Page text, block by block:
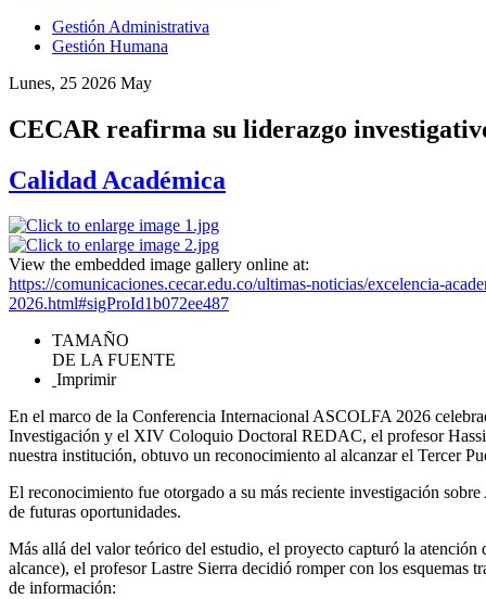
Gestión Administrativa
Gestión Humana
Lunes, 25 2026 May
CECAR reafirma su liderazgo
Calidad Académica
View the embedded image gallery online at:
https://comunicaciones.cecar.edu.co/ultimas-noticias/excelencia-
2026.html#sigProId1b072ee487
TAMAÑO
DE LA FUENTE
Imprimir
En el marco de la Conferencia Internacional ASCOLFA 2026
Investigación y el XIV Coloquio Doctoral REDAC, el profesor
nuestra institución, obtuvo un reconocimiento al alcanzar el Tercer
El reconocimiento fue otorgado a su más reciente investigación
de futuras oportunidades.
Más allá del valor teórico del estudio, el proyecto capturó la
alcance), el profesor Lastre Sierra decidió romper con los esquemas
de información: